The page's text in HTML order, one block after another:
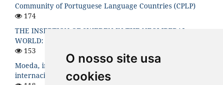
O nosso site usa
cookies
Community of Portuguese Language Countries (CPLP)
174
THE INSERTION OF SWEDEN IN THE NEOLIBERAL
WORLD: A HISTORICAL ANALYSIS
153
Moeda, instabilidade financeira e hierarquia no sistema
internacional